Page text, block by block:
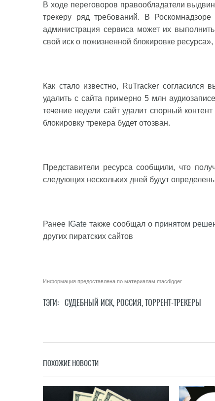
В ходе переговоров правообладатели
трекеру ряд требований. В Роскомнадзоре
администрация сервиса может их
свой иск о пожизненной блокировке
Как стало известно, RuTracker согласился
удалить с сайта примерно 5 млн
течение недели сайт удалит спорный
блокировку трекера будет отозван.
Представители ресурса сообщили, что
следующих нескольких дней будут
Ранее IGateтакже сообщал о принятом
других пиратских сайтов
Информация предоставлена по материалам macdigger
ТЭГИ: СУДЕБНЫЙ ИСК, РОССИЯ,ТОРРЕНТ-ТРЕКЕРЫ
ПОХОЖИЕ НОВОСТИ